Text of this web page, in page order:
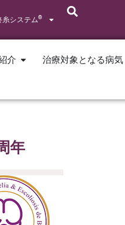
糸システム®
介 治療対象となる病気
年